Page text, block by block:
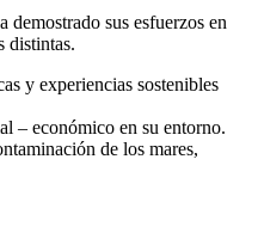
demostrado sus esfuerzos en
distintas.
y experiencias sostenibles
– económico en su entorno.
de los mares,